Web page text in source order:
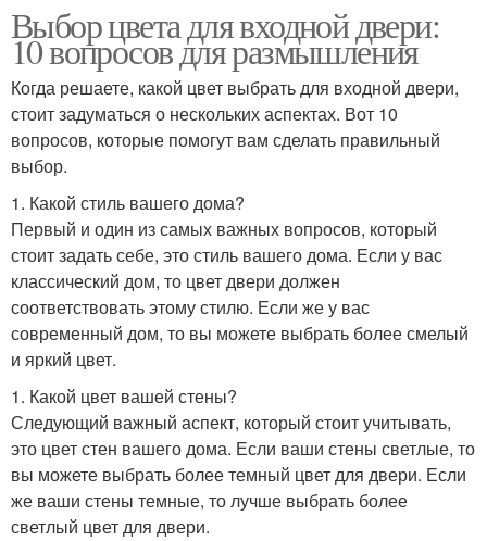
Выбор цвета для входной двери:
10 вопросов для размышления
Когда решаете, какой цвет выбрать для входной двери,
стоит задуматься о нескольких аспектах. Вот 10
вопросов, которые помогут вам сделать правильный
выбор.
1. Какой стиль вашего дома?
Первый и один из самых важных вопросов, который
стоит задать себе, это стиль вашего дома. Если у вас
классический дом, то цвет двери должен
соответствовать этому стилю. Если же у вас
современный дом, то вы можете выбрать более смелый
и яркий цвет.
1. Какой цвет вашей стены?
Следующий важный аспект, который стоит учитывать,
это цвет стен вашего дома. Если ваши стены светлые, то
вы можете выбрать более темный цвет для двери. Если
же ваши стены темные, то лучше выбрать более
светлый цвет для двери.